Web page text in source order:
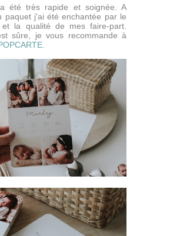
été très rapide et soignée. A
paquet j'ai été enchantée par le
et la qualité de mes faire-part.
sûre, je vous recommande à